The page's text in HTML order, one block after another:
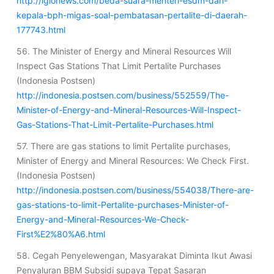
kepala-bph-migas-soal-pembatasan-pertalite-di-daerah-
177743.html
56. The Minister of Energy and Mineral Resources Will
Inspect Gas Stations That Limit Pertalite Purchases
(Indonesia Postsen)
http://indonesia.postsen.com/business/552559/The-
Minister-of-Energy-and-Mineral-Resources-Will-Inspect-
Gas-Stations-That-Limit-Pertalite-Purchases.html
57. There are gas stations to limit Pertalite purchases,
Minister of Energy and Mineral Resources: We Check First.
(Indonesia Postsen)
http://indonesia.postsen.com/business/554038/There-are-
gas-stations-to-limit-Pertalite-purchases-Minister-of-
Energy-and-Mineral-Resources-We-Check-
First%E2%80%A6.html
58. Cegah Penyelewengan, Masyarakat Diminta Ikut Awasi
Penyaluran BBM Subsidi supaya Tepat Sasaran